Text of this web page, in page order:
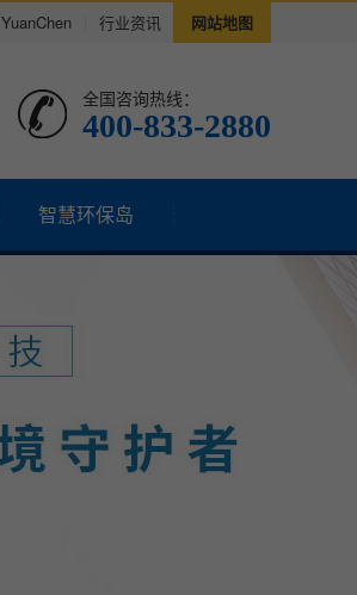
YuanChen 行业资讯 网站地图
400-833-2880
智慧环保岛